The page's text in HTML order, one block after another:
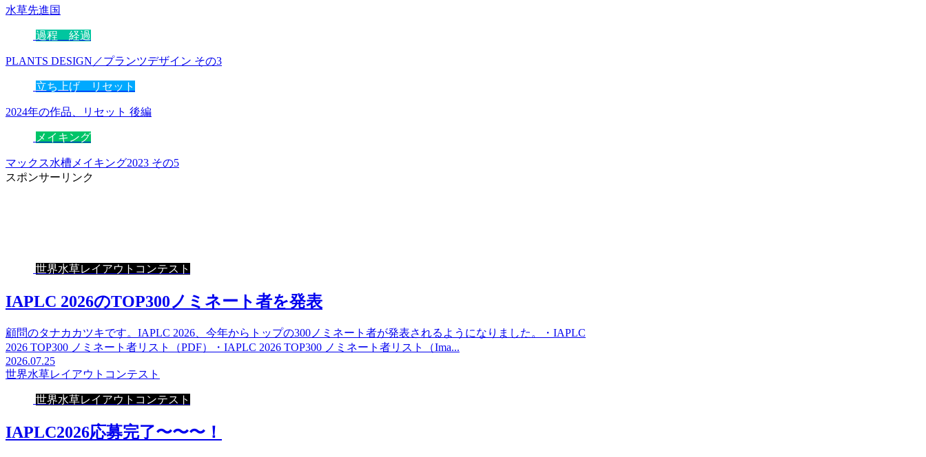
水草先進国
過程 経過
PLANTS DESIGN／プランツデザイン その3
立ち上げ リセット
2024年の作品、リセット 後編
メイキング
マックス水槽メイキング2023 その5
スポンサーリンク
世界水草レイアウトコンテスト
IAPLC 2026のTOP300ノミネート者を発表
顧問のタナカカツキです。IAPLC 2026、今年からトップの300ノミネート者が発表されるようになりました。・IAPLC
2026 TOP300 ノミネート者リスト（PDF）・IAPLC 2026 TOP300 ノミネート者リスト（Ima...
2026.07.25
世界水草レイアウトコンテスト
世界水草レイアウトコンテスト
IAPLC2026応募完了〜〜〜！